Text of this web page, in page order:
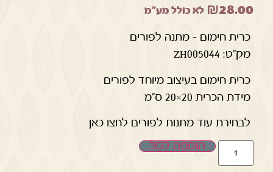
₪28.00 לא כולל מע"מ
כרית חימום – מתנה לפורים
מק"ט: ZH005044
כרית חימום בעיצוב מיוחד לפורים
מידת הכרית 20×20 ס"מ
לבחירת עוד מתנות לפורים לחצו כאן
הוספה לסל